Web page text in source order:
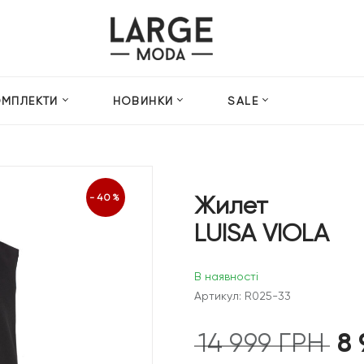
НОВИНКИ SALE
-40%
Жилет
LUISA VIOLA
В наявності
Артикул: R025-33
14 999ГРН 8